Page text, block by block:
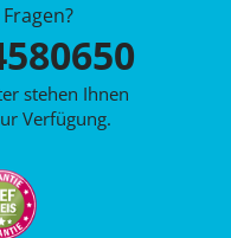
stehen Ihnen
Verfügung.